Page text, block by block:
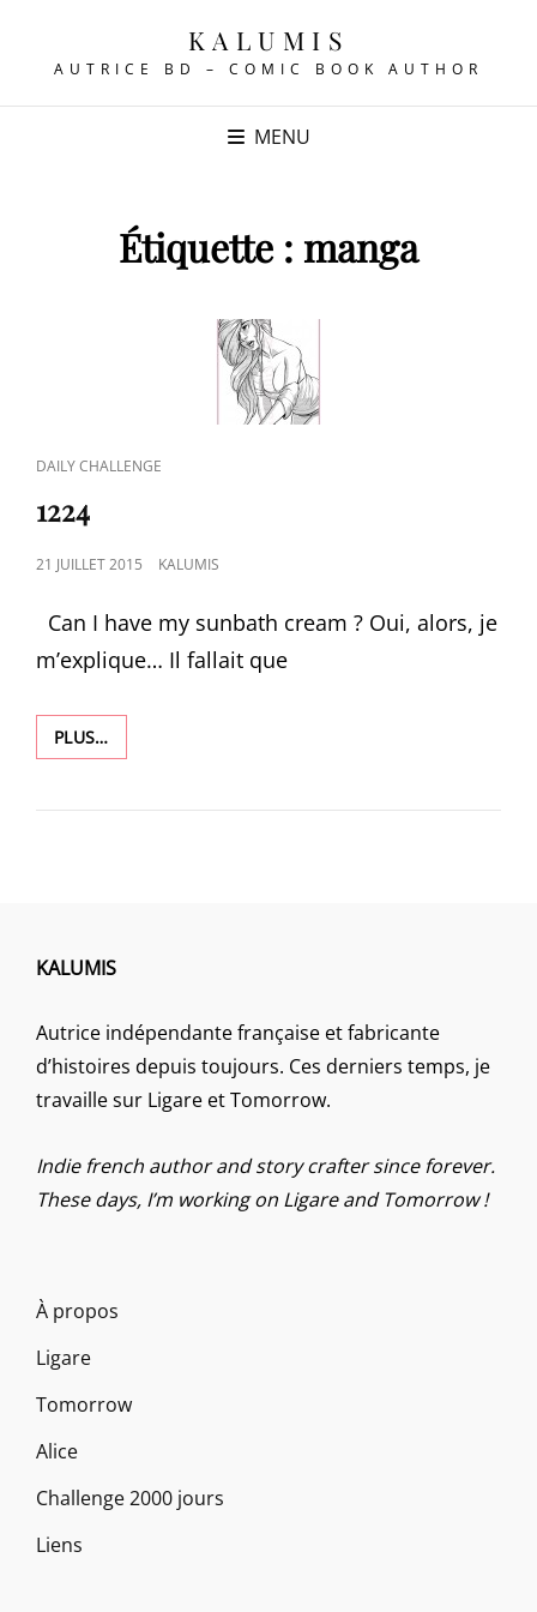
KALUMIS
AUTRICE BD – COMIC BOOK AUTHOR
MENU
Étiquette : manga
CAT
DAILY CHALLENGE
1224
POSTED
21 JUILLET 2015 KALUMIS
Can I have my sunbath cream ? Oui, alors, je
m’explique… Il fallait que
PLUS…1224
KALUMIS
Autrice indépendante française et fabricante
d’histoires depuis toujours. Ces derniers temps, je
travaille sur Ligare et Tomorrow.
Indie french author and story crafter since forever.
These days, I’m working on Ligare and Tomorrow !
À propos
Ligare
Tomorrow
Alice
Challenge 2000 jours
Liens